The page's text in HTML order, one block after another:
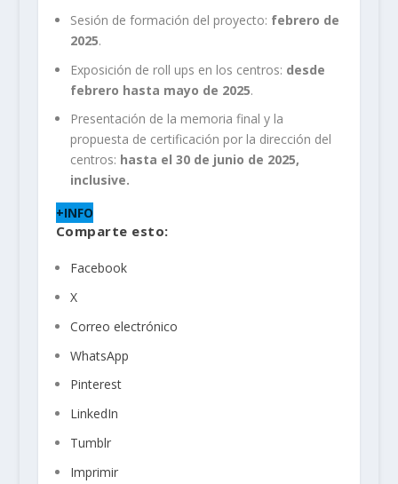
Sesión de formación del proyecto: febrero de
2025.
Exposición de roll ups en los centros: desde
febrero hasta mayo de 2025.
Presentación de la memoria final y la
propuesta de certificación por la dirección del
centros: hasta el 30 de junio de 2025,
inclusive.
+INFO
Comparte esto:
Facebook
X
Correo electrónico
WhatsApp
Pinterest
LinkedIn
Tumblr
Imprimir